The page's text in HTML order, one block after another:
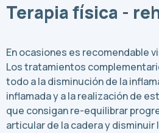
Terapia física -
En ocasiones es recomendable
Los tratamientos
todo a la disminución de la
inflamada y a la realización de
que consigan re-equilibrar
articular de la cadera y disminuir